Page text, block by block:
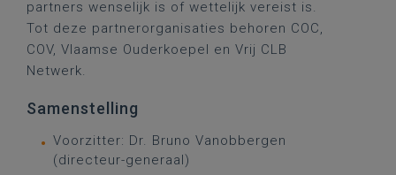
partners wenselijk is of wettelijk vereist is.
Tot deze partnerorganisaties behoren COC,
COV, Vlaamse Ouderkoepel en Vrij CLB
Netwerk.
Samenstelling
Voorzitter: Dr. Bruno Vanobbergen
(directeur-generaal)